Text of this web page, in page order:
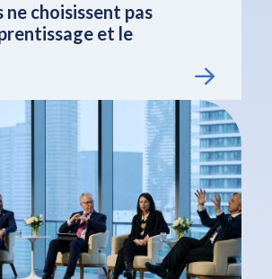
ne choisissent pas
et le